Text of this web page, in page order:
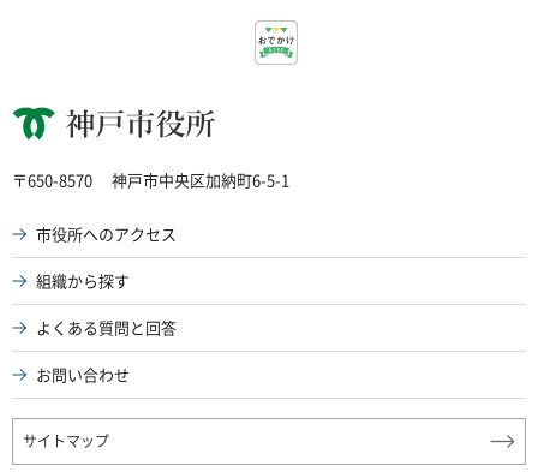
神戸市役所
〒650-8570 神戸市中央区加納町6-5-1
市役所へのアクセス
組織から探す
よくある質問と回答
お問い合わせ
サイトマップ